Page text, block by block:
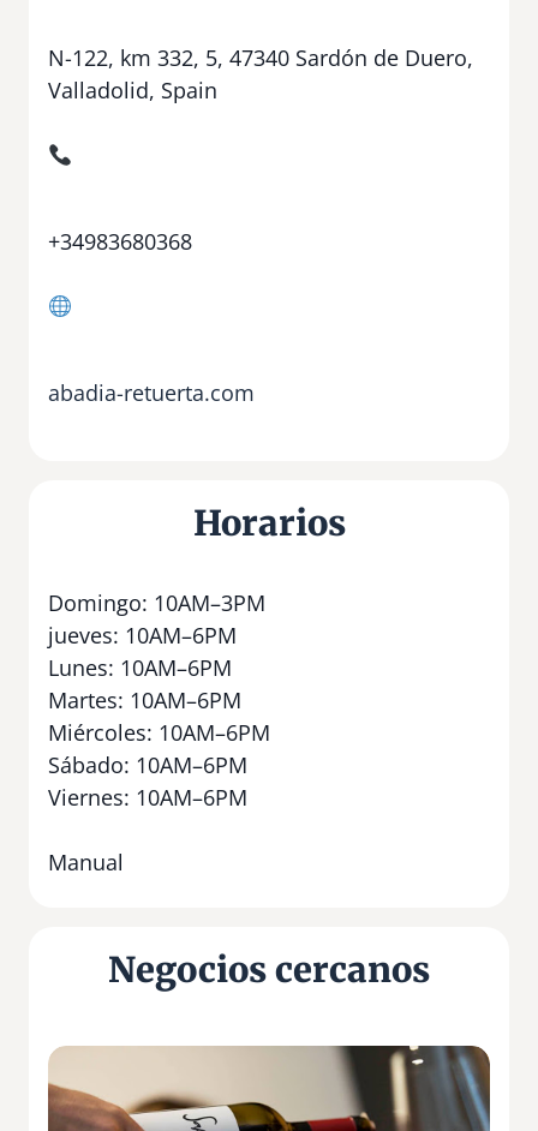
N-122, km 332, 5, 47340 Sardón de Duero,
Valladolid, Spain
+34983680368
abadia-retuerta.com
Horarios
Domingo: 10AM–3PM
jueves: 10AM–6PM
Lunes: 10AM–6PM
Martes: 10AM–6PM
Miércoles: 10AM–6PM
Sábado: 10AM–6PM
Viernes: 10AM–6PM
Manual
Negocios cercanos
B
o
d